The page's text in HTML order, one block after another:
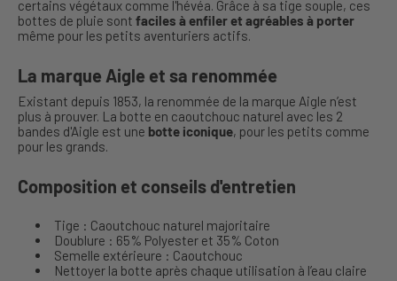
certains végétaux comme l'hévéa. Grâce à sa tige souple, ces
bottes de pluie sont faciles à enfiler et agréables à porter
même pour les petits aventuriers actifs.
La marque Aigle et sa renommée
Existant depuis 1853, la renommée de la marque Aigle n’est
plus à prouver. La botte en caoutchouc naturel avec les 2
bandes d'Aigle est une botte iconique, pour les petits comme
pour les grands.
Composition et conseils d'entretien
Tige : Caoutchouc naturel majoritaire
Doublure : 65% Polyester et 35% Coton
Semelle extérieure : Caoutchouc
Nettoyer la botte après chaque utilisation à l’eau claire